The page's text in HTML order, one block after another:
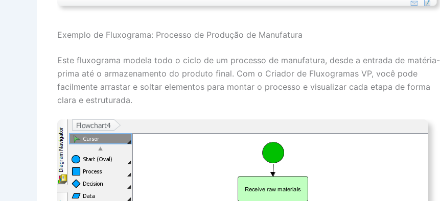
Exemplo de Fluxograma: Processo de Produção de Manufatura
Este fluxograma modela todo o ciclo de um processo de manufatura, desde a entrada de matéria-
prima até o armazenamento do produto final. Com o Criador de Fluxogramas VP, você pode
facilmente arrastar e soltar elementos para montar o processo e visualizar cada etapa de forma
clara e estruturada.